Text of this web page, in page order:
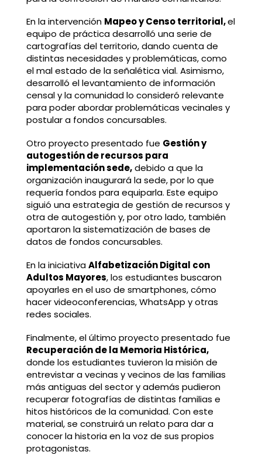
En la intervención Mapeo y Censo territorial,el
equipo de práctica desarrolló una serie de
cartografías del territorio, dando cuenta de
distintas necesidades y problemáticas, como
el mal estado de la señalética vial. Asimismo,
desarrolló el levantamiento de información
censal y la comunidad lo consideró relevante
para poder abordar problemáticas vecinales y
postular a fondos concursables.
Otro proyecto presentado fue Gestión y
autogestión de recursos para
implementación sede,debido a que la
organización inaugurará la sede, por lo que
requería fondos para equiparla. Este equipo
siguió una estrategia de gestión de recursos y
otra de autogestión y, por otro lado, también
aportaron la sistematización de bases de
datos de fondos concursables.
En la iniciativaAlfabetización Digital con
Adultos Mayores, los estudiantes buscaron
apoyarles en el uso de smartphones, cómo
hacer videoconferencias, WhatsApp y otras
redes sociales.
Finalmente, el último proyecto presentado fue
Recuperación de la Memoria Histórica,
donde los estudiantes tuvieron la misión de
entrevistar a vecinas y vecinos de las familias
más antiguas del sector y además pudieron
recuperar fotografías de distintas familias e
hitos históricos de la comunidad. Con este
material, se construirá un relato para dar a
conocer la historia en la voz de sus propios
protagonistas.